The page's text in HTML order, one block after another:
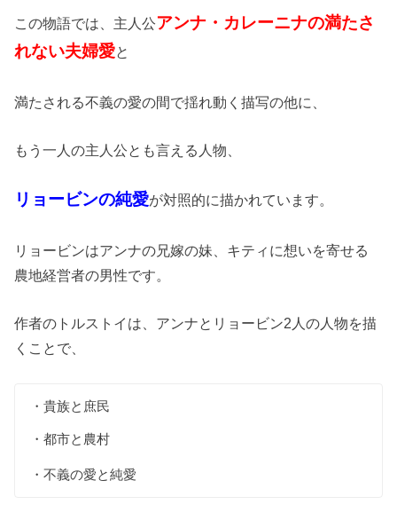
この物語では、主人公アンナ・カレーニナの満たさ
れない夫婦愛と
満たされる不義の愛の間で揺れ動く描写の他に、
もう一人の主人公とも言える人物、
リョービンの純愛が対照的に描かれています。
リョービンはアンナの兄嫁の妹、キティに想いを寄せる
農地経営者の男性です。
作者のトルストイは、アンナとリョービン2人の人物を描
くことで、
・貴族と庶民
・都市と農村
・不義の愛と純愛